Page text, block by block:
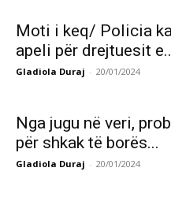
Moti i keq/ Policia
apeli për drejtuesit
Gladiola Duraj - 20/01/2024
Nga jugu në veri,
për shkak të borës...
Gladiola Duraj - 20/01/2024